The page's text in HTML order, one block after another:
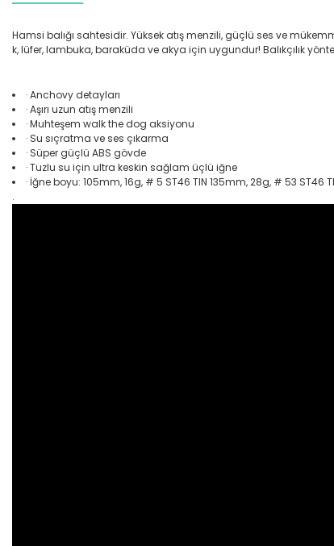
Hamsi balığı sahtesidir. Yüksek atış menzili, güçlü ses ve
k, lüfer, lambuka, baraküda ve akya için uygundur! Balıkçılık
· Anchovy detayları
· Aşırı uzun atış menzili
· Muhteşem walk the dog aksiyonu
· Su sıçratma ve ses çıkarma
· Süper güçlü ABS gövde
· Tuzlu su için ultra keskin sağlam üçlü iğne
· İğne boyu: 105mm, 16g, # 5 ST46 TIN 135mm, 28g, # 53 ST46
.